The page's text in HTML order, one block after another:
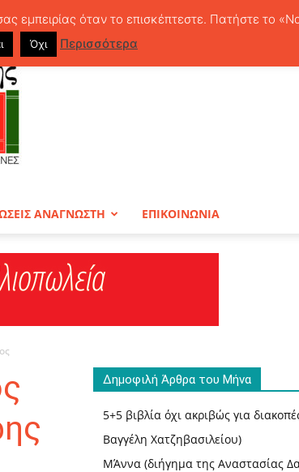
ΑΝΑΓΝΩΣΤΗ ΕΠΙΚΟΙΝΩΝΙΑ
Δημοφιλή Άρθρα του Μήνα
5+5 βιβλία όχι ακριβώς για
Βαγγέλη Χατζηβασιλείου)
ΜΆννα (διήγημα της Αναστασίας
εμπειρίας όταν το επισκέπτεστε. Πατήστε το
Όχι Περισσότερα